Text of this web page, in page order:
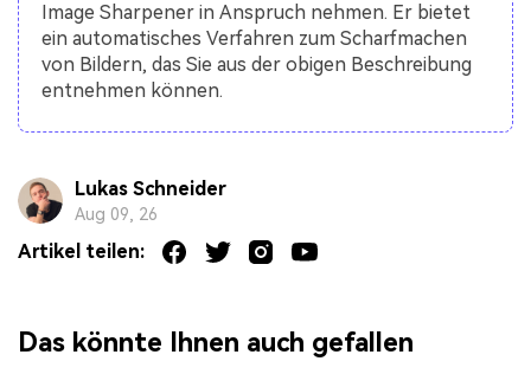
Image Sharpener in Anspruch nehmen. Er bietet
ein automatisches Verfahren zum Scharfmachen
von Bildern, das Sie aus der obigen Beschreibung
entnehmen können.
Lukas Schneider
Aug 09, 26
Artikel teilen:
Das könnte Ihnen auch gefallen